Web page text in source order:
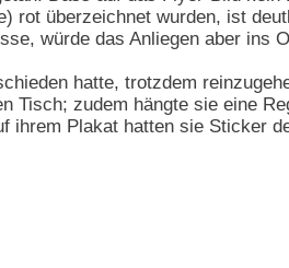
rot überzeichnet wurden, ist
würde das Anliegen aber ins
hatte, trotzdem
zudem hängte sie eine
Plakat hatten sie Sticker